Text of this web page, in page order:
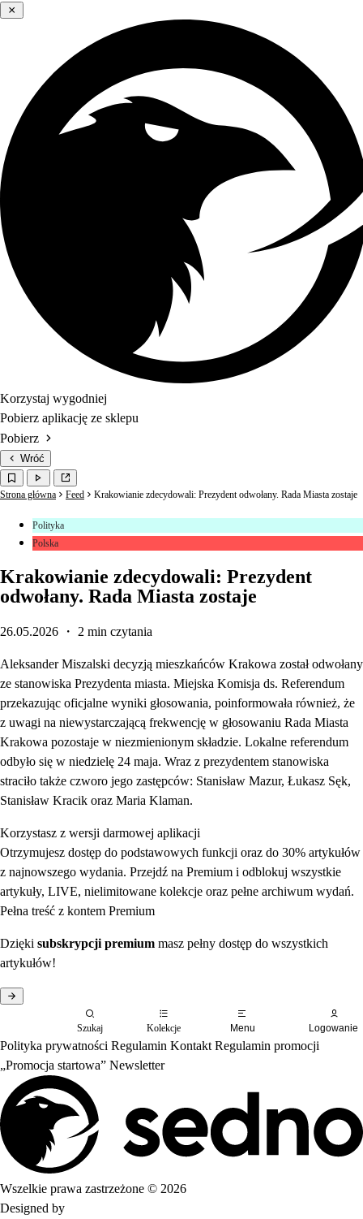
Korzystaj wygodniej
Pobierz aplikację ze sklepu
Pobierz
Wróć
Strona główna Feed Krakowianie zdecydowali: Prezydent odwołany. Rada Miasta zostaje
Polityka
Polska
Krakowianie zdecydowali: Prezydent
odwołany. Rada Miasta zostaje
26.05.2026 ・ 2 min czytania
Aleksander Miszalski decyzją mieszkańców Krakowa został odwołany
ze stanowiska Prezydenta miasta. Miejska Komisja ds. Referendum
przekazując oficjalne wyniki głosowania, poinformowała również, że
z uwagi na niewystarczającą frekwencję w głosowaniu Rada Miasta
Krakowa pozostaje w niezmienionym składzie. Lokalne referendum
odbyło się w niedzielę 24 maja. Wraz z prezydentem stanowiska
straciło także czworo jego zastępców: Stanisław Mazur, Łukasz Sęk,
Stanisław Kracik oraz Maria Klaman.
Korzystasz z wersji darmowej aplikacji
Otrzymujesz dostęp do podstawowych funkcji oraz do 30% artykułów
z najnowszego wydania. Przejdź na Premium i odblokuj wszystkie
artykuły, LIVE, nielimitowane kolekcje oraz pełne archiwum wydań.
Pełna treść z kontem Premium
Dzięki subskrypcji premium masz pełny dostęp do wszystkich
artykułów!
Szukaj Kolekcje Menu Logowanie
Polityka prywatności Regulamin Kontakt Regulamin promocji
„Promocja startowa” Newsletter
Wszelkie prawa zastrzeżone © 2026
Designed by